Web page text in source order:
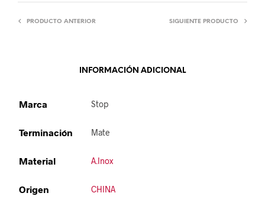
PRODUCTO ANTERIOR SIGUIENTE PRODUCTO
INFORMACIÓN ADICIONAL
Marca Stop
Terminación Mate
Material A.Inox
Origen CHINA